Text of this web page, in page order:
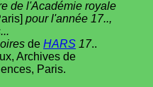
de l'Académie royale
pour l'année 17..,
de HARS 17..
Archives de
Paris.